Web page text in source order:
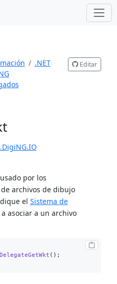
.NET
Editar
por los
archivos de dibujo
el Sistema de
a asociar a un archivo
DelegateGetWkt ()